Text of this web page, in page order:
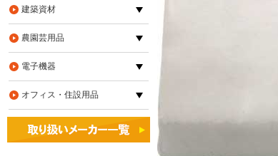
建築資材
農園芸用品
電子機器
オフィス・住設用品